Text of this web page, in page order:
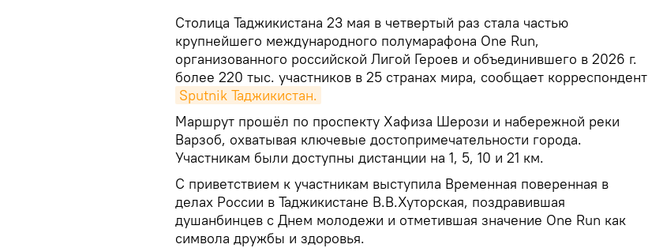
Cтолица Таджикистана 23 мая в четвертый раз стала частью
крупнейшего международного полумарафона One Run,
организованного российской Лигой Героев и объединившего в 2026 г.
более 220 тыс. участников в 25 странах мира, сообщает корреспондент
Sputnik Таджикистан.
Маршрут прошёл по проспекту Хафиза Шерози и набережной реки
Варзоб, охватывая ключевые достопримечательности города.
Участникам были доступны дистанции на 1, 5, 10 и 21 км.
С приветствием к участникам выступила Временная поверенная в
делах России в Таджикистане В.В.Хуторская, поздравившая
душанбинцев с Днем молодежи и отметившая значение One Run как
символа дружбы и здоровья.